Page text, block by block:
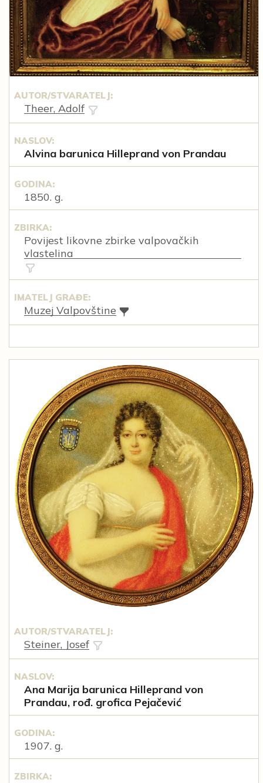
AUTOR/STVARATELJ:
Theer, Adolf
NASLOV:
Alvina barunica Hilleprand von Prandau
GODINA:
1850. g.
ZBIRKA:
Povijest likovne zbirke valpovačkih
vlastelina
IMATELJ GRAĐE:
Muzej Valpovštine
AUTOR/STVARATELJ:
Steiner, Josef
NASLOV:
Ana Marija barunica Hilleprand von
Prandau, rođ. grofica Pejačević
GODINA:
1907. g.
ZBIRKA: